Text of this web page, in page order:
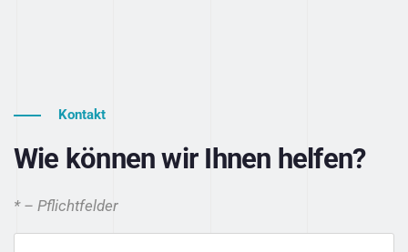
Kontakt
Wie können wir Ihnen helfen?
* – Pflichtfelder